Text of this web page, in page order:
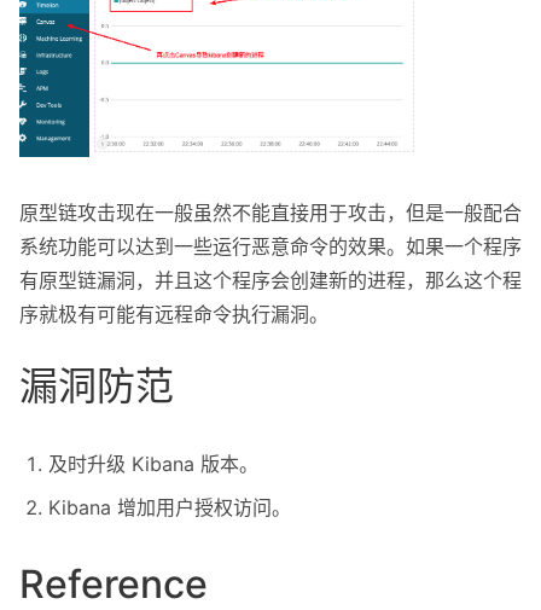
原型链攻击现在一般虽然不能直接用于攻击，但是一般配合
系统功能可以达到一些运行恶意命令的效果。如果一个程序
有原型链漏洞，并且这个程序会创建新的进程，那么这个程
序就极有可能有远程命令执行漏洞。
漏洞防范
及时升级 Kibana 版本。
Kibana 增加用户授权访问。
Reference